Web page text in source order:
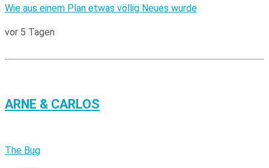
Wie aus einem Plan etwas völlig Neues wurde
vor 5 Tagen
ARNE & CARLOS
The Bug